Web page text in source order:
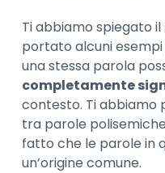
Ti abbiamo spiegato
portato alcuni
una stessa parola
completamente
contesto. Ti abbiamo
tra parole
fatto che le parole in
un’origine comune.